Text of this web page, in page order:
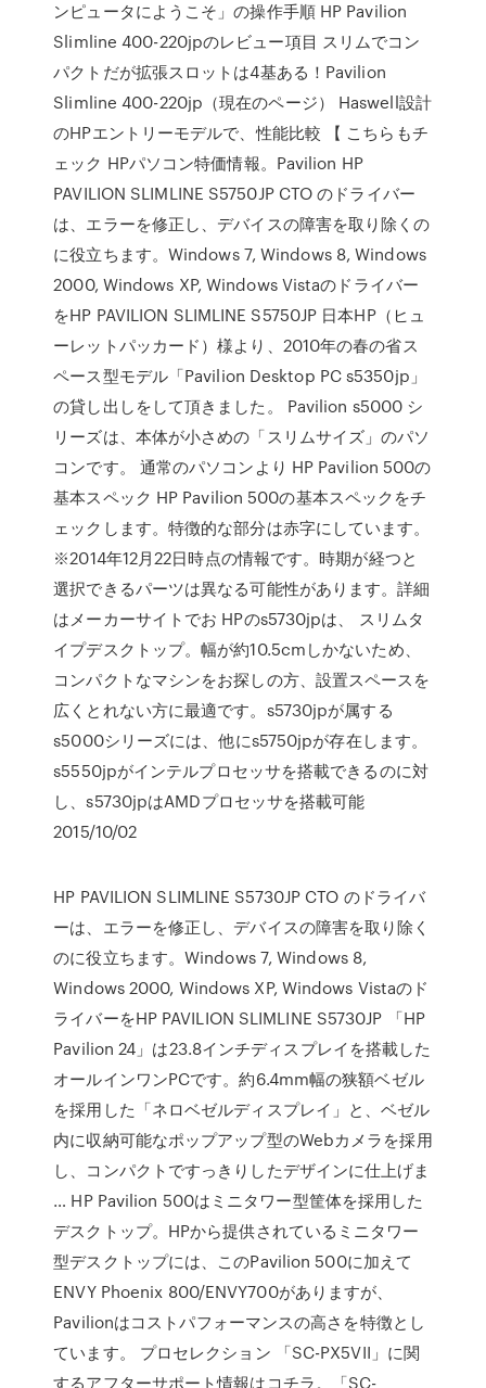
ンピュータにようこそ」の操作手順 HP Pavilion
Slimline 400-220jpのレビュー項目 スリムでコン
パクトだが拡張スロットは4基ある！Pavilion
Slimline 400-220jp（現在のページ） Haswell設計
のHPエントリーモデルで、性能比較 【 こちらもチ
ェック HPパソコン特価情報。Pavilion HP
PAVILION SLIMLINE S5750JP CTO のドライバー
は、エラーを修正し、デバイスの障害を取り除くの
に役立ちます。Windows 7, Windows 8, Windows
2000, Windows XP, Windows Vistaのドライバー
をHP PAVILION SLIMLINE S5750JP 日本HP（ヒュ
ーレットパッカード）様より、2010年の春の省ス
ペース型モデル「Pavilion Desktop PC s5350jp」
の貸し出しをして頂きました。 Pavilion s5000 シ
リーズは、本体が小さめの「スリムサイズ」のパソ
コンです。 通常のパソコンより HP Pavilion 500の
基本スペック HP Pavilion 500の基本スペックをチ
ェックします。特徴的な部分は赤字にしています。
※2014年12月22日時点の情報です。時期が経つと
選択できるパーツは異なる可能性があります。詳細
はメーカーサイトでお HPのs5730jpは、 スリムタ
イプデスクトップ。幅が約10.5cmしかないため、
コンパクトなマシンをお探しの方、設置スペースを
広くとれない方に最適です。s5730jpが属する
s5000シリーズには、他にs5750jpが存在します。
s5550jpがインテルプロセッサを搭載できるのに対
し、s5730jpはAMDプロセッサを搭載可能
2015/10/02
HP PAVILION SLIMLINE S5730JP CTO のドライバ
ーは、エラーを修正し、デバイスの障害を取り除く
のに役立ちます。Windows 7, Windows 8,
Windows 2000, Windows XP, Windows Vistaのド
ライバーをHP PAVILION SLIMLINE S5730JP 「HP
Pavilion 24」は23.8インチディスプレイを搭載した
オールインワンPCです。約6.4mm幅の狭額ベゼル
を採用した「ネロベゼルディスプレイ」と、ベゼル
内に収納可能なポップアップ型のWebカメラを採用
し、コンパクトですっきりしたデザインに仕上げま
… HP Pavilion 500はミニタワー型筐体を採用した
デスクトップ。HPから提供されているミニタワー
型デスクトップには、このPavilion 500に加えて
ENVY Phoenix 800/ENVY700がありますが、
Pavilionはコストパフォーマンスの高さを特徴とし
ています。 プロセレクション 「SC-PX5VII」に関
するアフターサポート情報はコチラ。「SC-